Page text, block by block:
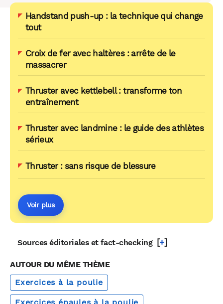
Handstand push-up : la technique qui change
tout
Croix de fer avec haltères : arrête de le
massacrer
Thruster avec kettlebell : transforme ton
entraînement
Thruster avec landmine : le guide des athlètes
sérieux
Thruster : sans risque de blessure
Voir plus
Sources éditoriales et fact-checking [+]
AUTOUR DU MÊME THÈME
Exercices à la poulie